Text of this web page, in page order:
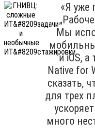
«Я уже
Мы
и iOS, а
Native for
сказать,
для трех
много